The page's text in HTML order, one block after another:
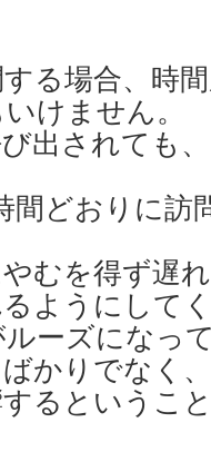
る場合、時
けません。
出されても
間どおりに訪
むを得ず遅
ようにして
ーズになっ
かりでなく
るというこ